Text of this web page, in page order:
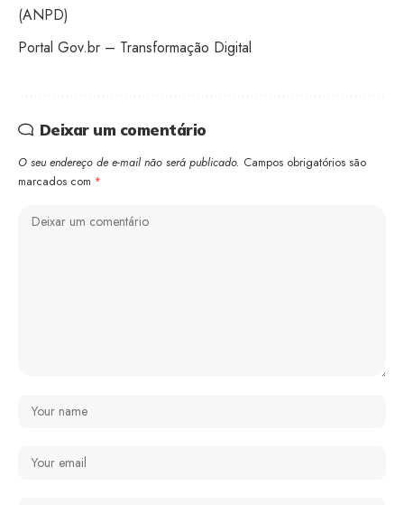
(ANPD)
Portal Gov.br – Transformação Digital
Deixar um comentário
O seu endereço de e-mail não será publicado. Campos obrigatórios são
marcados com *